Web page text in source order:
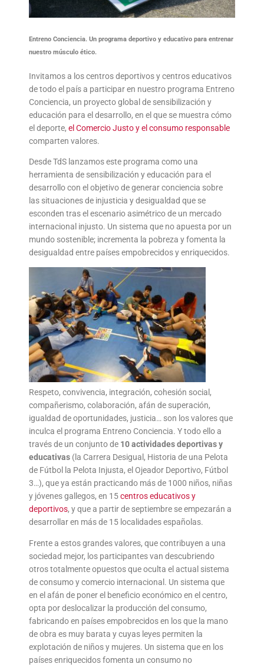
Entreno Conciencia. Un programa deportivo y educativo para entrenar
nuestro músculo ético.
Invitamos a los centros deportivos y centros educativos
de todo el país a participar en nuestro programa Entreno
Conciencia, un proyecto global de sensibilización y
educación para el desarrollo, en el que se muestra cómo
el deporte,el Comercio Justo y el consumo responsable
comparten valores.
Desde TdS lanzamos este programa como una
herramienta de sensibilización y educación para el
desarrollo con el objetivo de generar conciencia sobre
las situaciones de injusticia y desigualdad que se
esconden tras el escenario asimétrico de un mercado
internacional injusto. Un sistema que no apuesta por un
mundo sostenible; incrementa la pobreza y fomenta la
desigualdad entre países empobrecidos y enriquecidos.
Respeto, convivencia, integración, cohesión social,
compañerismo, colaboración, afán de superación,
igualdad de oportunidades, justicia… son los valores que
inculca el programa Entreno Conciencia. Y todo ello a
través de un conjunto de 10 actividades deportivas y
educativas (la Carrera Desigual, Historia de una Pelota
de Fútbol la Pelota Injusta, el Ojeador Deportivo, Fútbol
3…), que ya están practicando más de 1000 niños, niñas
y jóvenes gallegos, en 15centros educativos y
deportivos, y que a partir de septiembre se empezarán a
desarrollar en más de 15 localidades españolas.
Frente a estos grandes valores, que contribuyen a una
sociedad mejor, los participantes van descubriendo
otros totalmente opuestos que oculta el actual sistema
de consumo y comercio internacional. Un sistema que
en el afán de poner el beneficio económico en el centro,
opta por deslocalizar la producción del consumo,
fabricando en países empobrecidos en los que la mano
de obra es muy barata y cuyas leyes permiten la
explotación de niños y mujeres. Un sistema que en los
países enriquecidos fomenta un consumo no